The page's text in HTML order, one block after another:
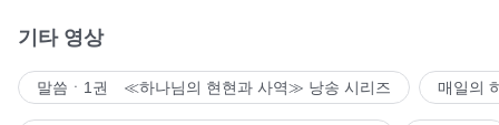
기타 영상
말씀ㆍ1권 ≪하나님의 현현과 사역≫ 낭송 시리즈 매일의